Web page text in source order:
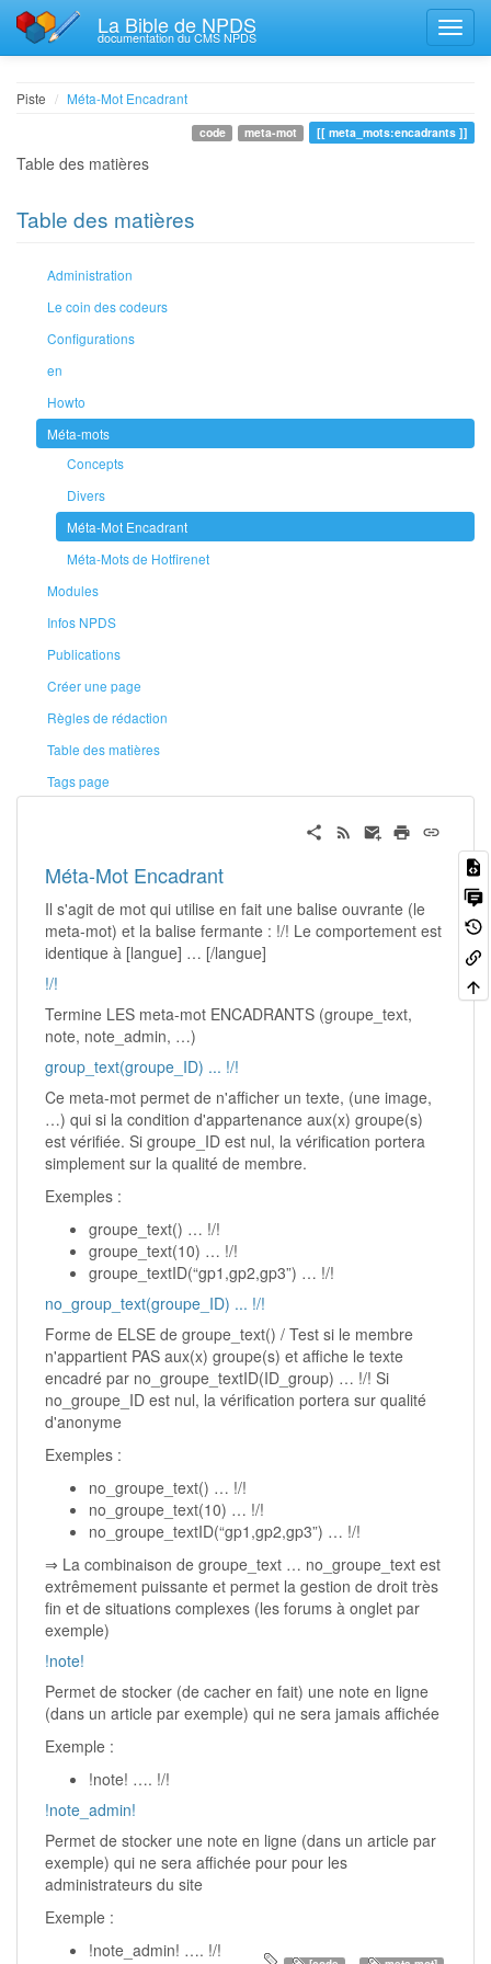
La Bible de NPDS
documentation du CMS NPDS
Piste Méta-Mot Encadrant
code meta-mot meta_mots:encadrants
Table des matières
Table des matières
Administration
Le coin des codeurs
Configurations
en
Howto
Méta-mots
Concepts
Divers
Méta-Mot Encadrant
Méta-Mots de Hotfirenet
Modules
Infos NPDS
Publications
Créer une page
Règles de rédaction
Table des matières
Tags page
Méta-Mot Encadrant
Il s'agit de mot qui utilise en fait une balise ouvrante (le
meta-mot) et la balise fermante : !/! Le comportement est
identique à [langue] … [/langue]
!/!
Termine LES meta-mot ENCADRANTS (groupe_text,
note, note_admin, …)
group_text(groupe_ID) ... !/!
Ce meta-mot permet de n'afficher un texte, (une image,
…) qui si la condition d'appartenance aux(x) groupe(s)
est vérifiée. Si groupe_ID est nul, la vérification portera
simplement sur la qualité de membre.
Exemples :
groupe_text() … !/!
groupe_text(10) … !/!
groupe_textID(“gp1,gp2,gp3”) … !/!
no_group_text(groupe_ID) ... !/!
Forme de ELSE de groupe_text() / Test si le membre
n'appartient PAS aux(x) groupe(s) et affiche le texte
encadré par no_groupe_textID(ID_group) … !/! Si
no_groupe_ID est nul, la vérification portera sur qualité
d'anonyme
Exemples :
no_groupe_text() … !/!
no_groupe_text(10) … !/!
no_groupe_textID(“gp1,gp2,gp3”) … !/!
⇒ La combinaison de groupe_text … no_groupe_text est
extrêmement puissante et permet la gestion de droit très
fin et de situations complexes (les forums à onglet par
exemple)
!note!
Permet de stocker (de cacher en fait) une note en ligne
(dans un article par exemple) qui ne sera jamais affichée
Exemple :
!note! …. !/!
!note_admin!
Permet de stocker une note en ligne (dans un article par
exemple) qui ne sera affichée pour pour les
administrateurs du site
Exemple :
!note_admin! …. !/!